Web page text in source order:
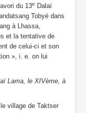
du 13e
Dalaï
Tobyé dans
à Lhassa,
et la tentative de
de celui-ci et son
», i. e. on lui
Lama, le XIVème, à
village de Taktser